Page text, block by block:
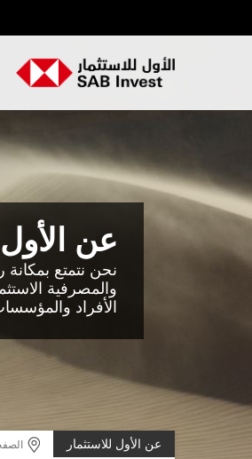
عن الأول
نحن نتمتع
والمصرفية
الأفراد
عن الأول للاستثمار